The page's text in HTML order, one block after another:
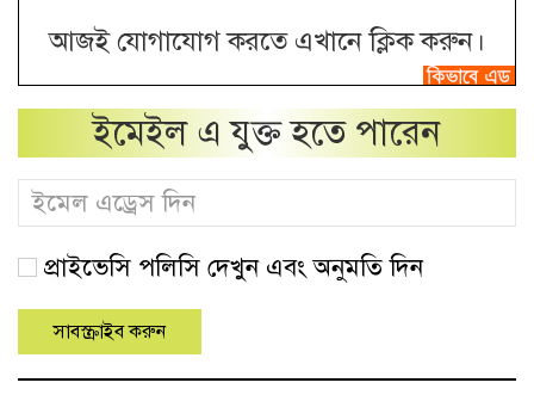
আজই যোগাযোগ করতে এখানে ক্লিক করুন।
ইমেইল এ যুক্ত হতে পারেন
প্রাইভেসি পলিসি দেখুন এবং অনুমতি দিন